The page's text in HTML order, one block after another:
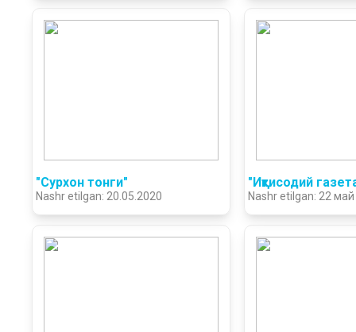
"Сурхон тонги"
Nashr etilgan: 20.05.2020
"Иқтисодий
Nashr etilgan: 22